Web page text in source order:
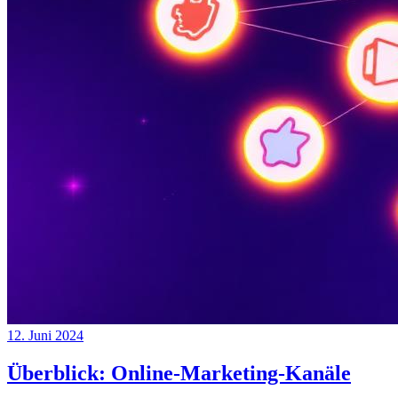
12. Juni 2024
Überblick: Online-Marketing-Kanäle